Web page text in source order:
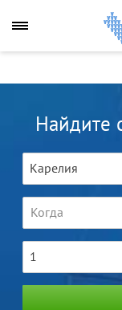
Найдите
Карелия
1